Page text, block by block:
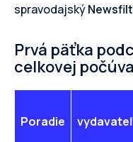
spravodajský
Prvá päťka
celkovej
Poradie